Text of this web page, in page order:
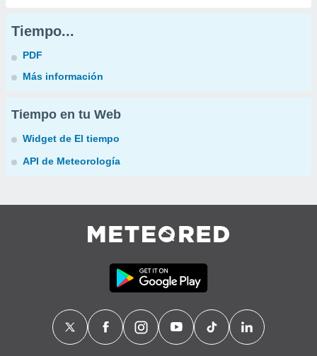
Tiempo...
PDF
Más información
Tiempo en tu Web
Widget de El tiempo
API de Meteorología